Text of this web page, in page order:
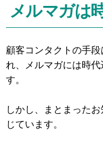
メルマガは
顧客コンタクトの手
れ、メルマガには時
す。
しかし、まとまった
じています。